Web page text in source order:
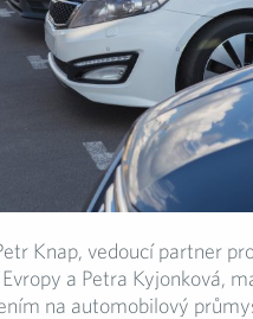
Knap, vedoucí partner
a Petra Kyjonková,
na automobilový